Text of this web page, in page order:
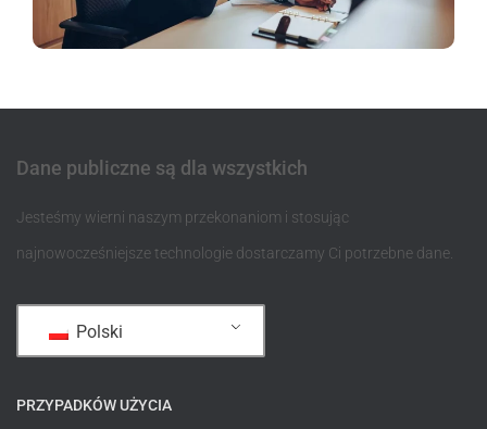
Dane publiczne są dla wszystkich
Jesteśmy wierni naszym przekonaniom i stosując
najnowocześniejsze technologie dostarczamy Ci potrzebne dane.
Polski
PRZYPADKÓW UŻYCIA